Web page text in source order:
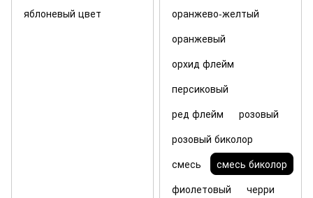
яблоневый цвет
оранжево-желтый
оранжевый
орхид флейм
персиковый
ред флейм
розовый
розовый биколор
смесь
смесь биколор
фиолетовый
черри